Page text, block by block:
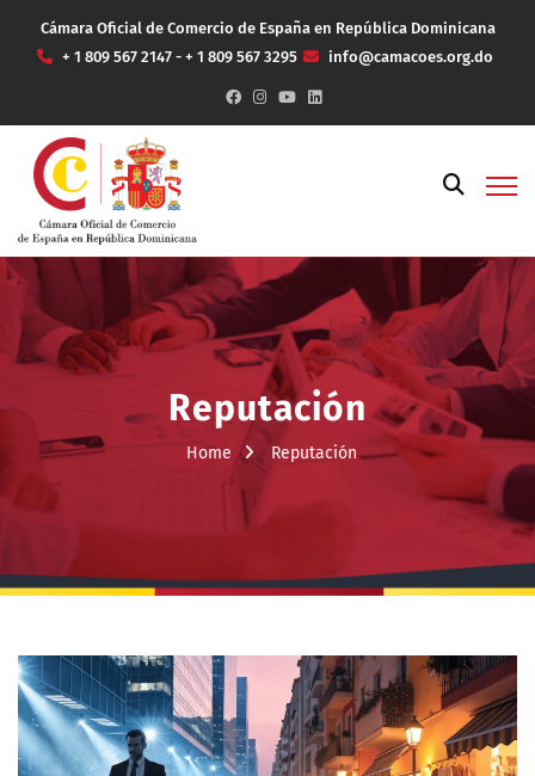
Cámara Oficial de Comercio de España en República Dominicana
+ 1 809 567 2147 - + 1 809 567 3295
info@camacoes.org.do
Reputación
Home Reputación